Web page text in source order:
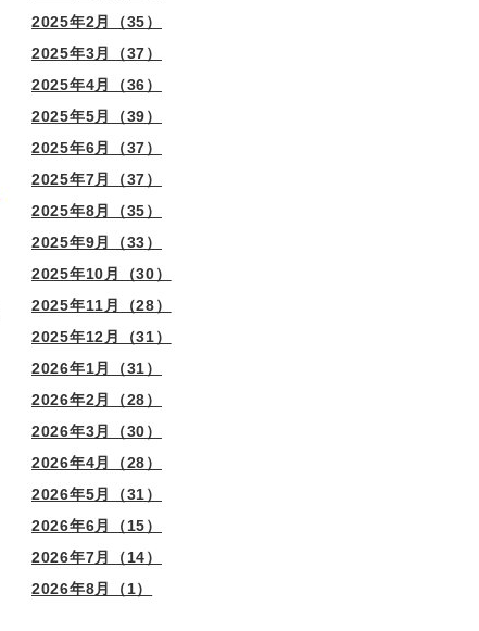
2025年2月（35）
2025年3月（37）
2025年4月（36）
2025年5月（39）
2025年6月（37）
2025年7月（37）
2025年8月（35）
2025年9月（33）
2025年10月（30）
2025年11月（28）
2025年12月（31）
2026年1月（31）
2026年2月（28）
2026年3月（30）
2026年4月（28）
2026年5月（31）
2026年6月（15）
2026年7月（14）
2026年8月（1）